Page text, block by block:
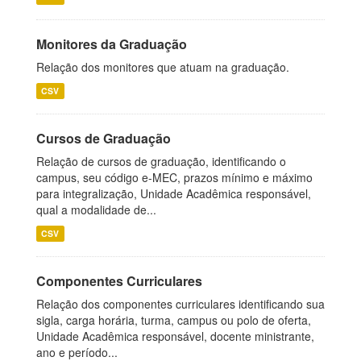
Monitores da Graduação
Relação dos monitores que atuam na graduação.
CSV
Cursos de Graduação
Relação de cursos de graduação, identificando o
campus, seu código e-MEC, prazos mínimo e máximo
para integralização, Unidade Acadêmica responsável,
qual a modalidade de...
CSV
Componentes Curriculares
Relação dos componentes curriculares identificando sua
sigla, carga horária, turma, campus ou polo de oferta,
Unidade Acadêmica responsável, docente ministrante,
ano e período...